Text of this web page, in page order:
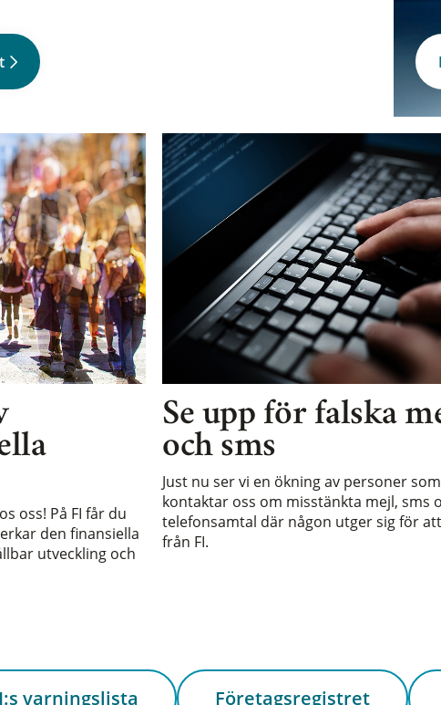
oss! På FI får du
den finansiella
utveckling och
Se upp för falska
och sms
Just nu ser vi en ökning av personer som
kontaktar oss om misstänkta mejl, sms
telefonsamtal där någon utger sig för
från FI.
varningslista Företagsregistret